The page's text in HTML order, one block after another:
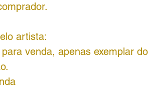
artista:
venda, apenas exemplar do